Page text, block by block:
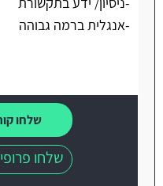
-אנגלית ברמה גבוהה
שלחו
שלחו